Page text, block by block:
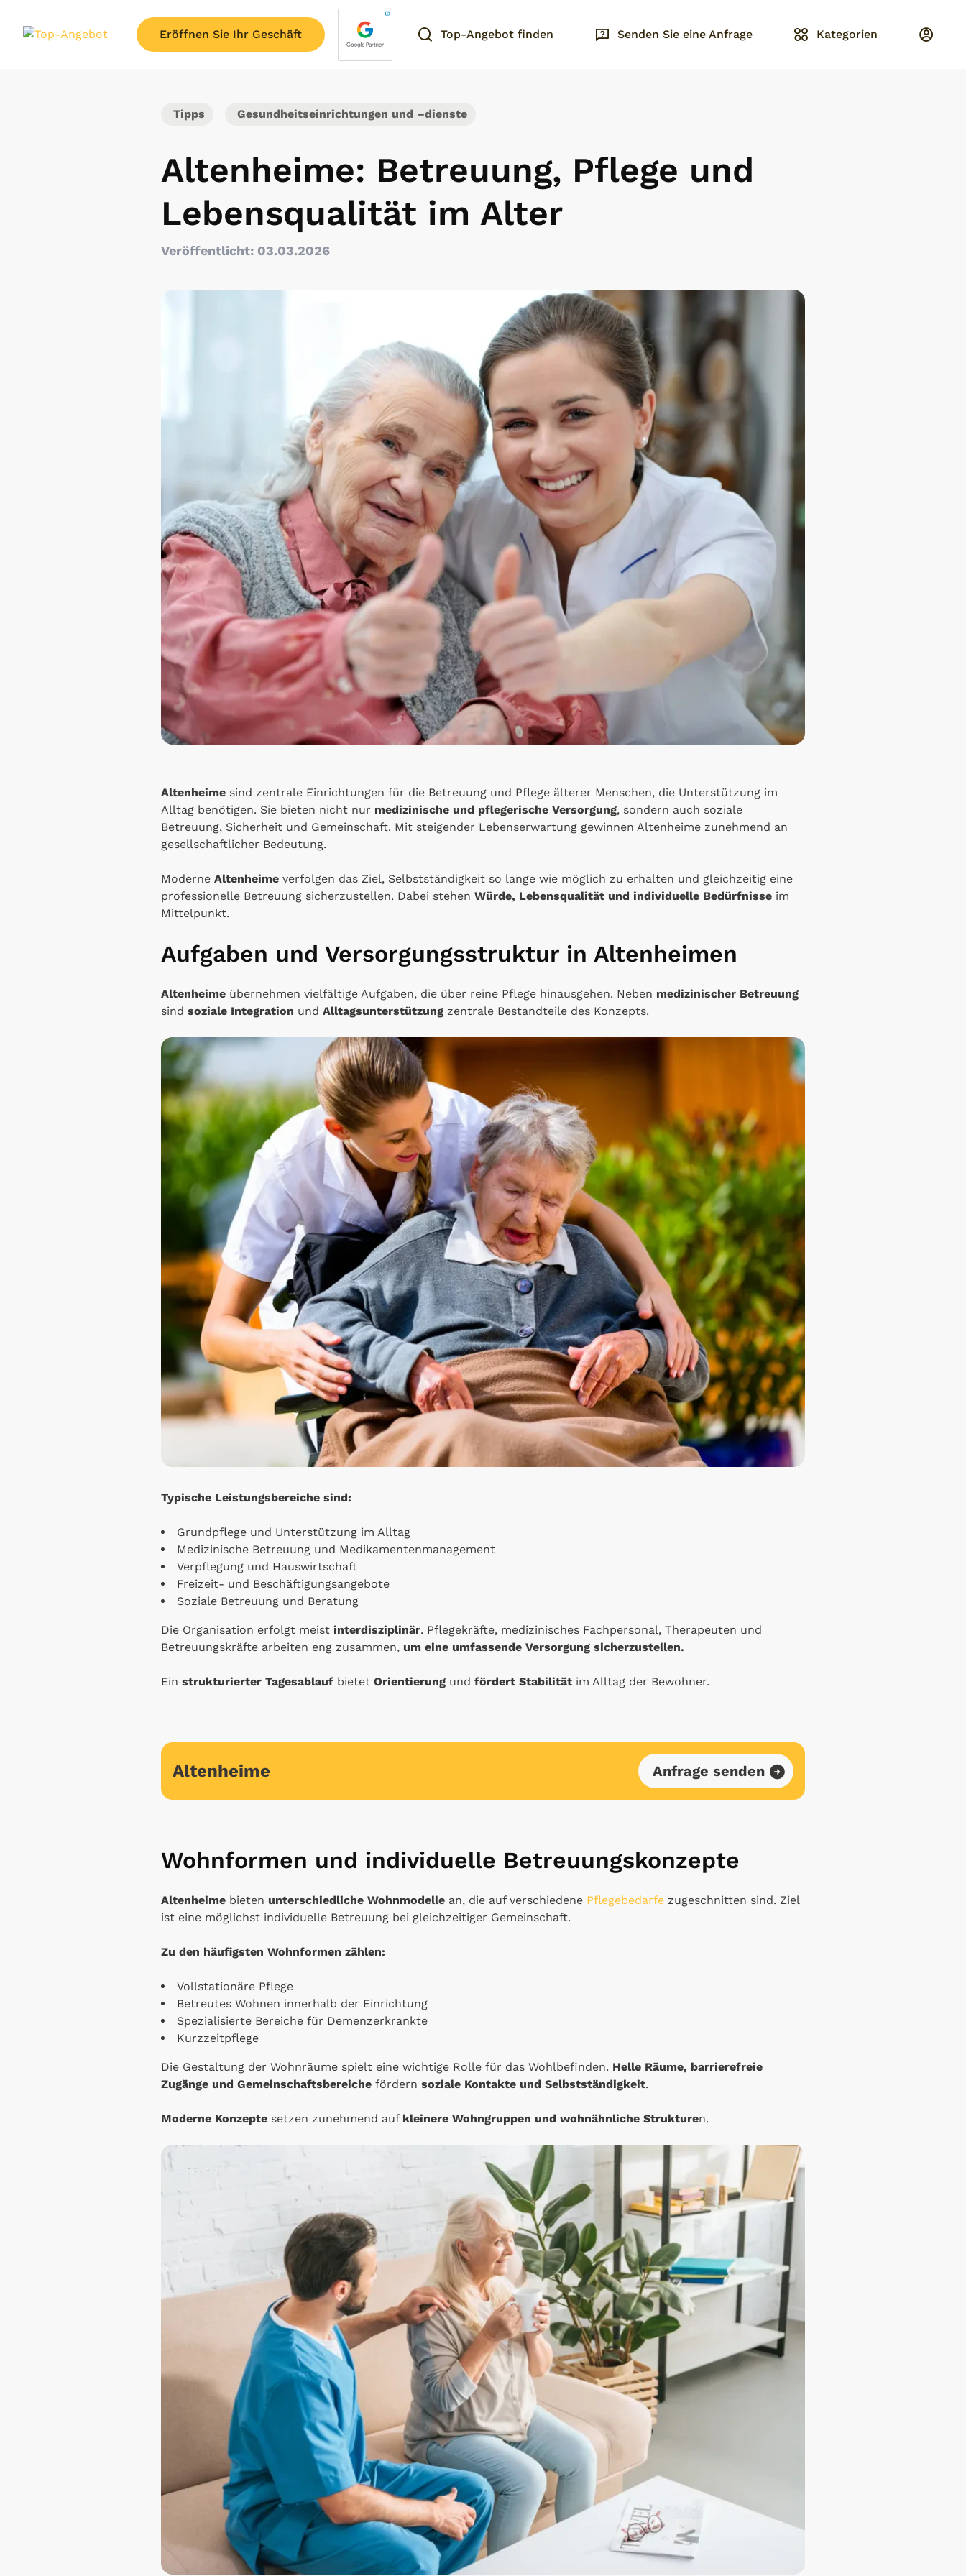
Eröffnen Sie Ihr Geschäft Top-Angebot finden Senden Sie eine Anfrage Kategorien
Tipps Gesundheitseinrichtungen und –dienste
Altenheime: Betreuung, Pflege und
Lebensqualität im Alter
Veröffentlicht: 03.03.2026
Altenheime sind zentrale Einrichtungen für die Betreuung und Pflege älterer Menschen, die Unterstützung im
Alltag benötigen. Sie bieten nicht nur medizinische und pflegerische Versorgung, sondern auch soziale
Betreuung, Sicherheit und Gemeinschaft. Mit steigender Lebenserwartung gewinnen Altenheime zunehmend an
gesellschaftlicher Bedeutung.
Moderne Altenheime verfolgen das Ziel, Selbstständigkeit so lange wie möglich zu erhalten und gleichzeitig eine
professionelle Betreuung sicherzustellen. Dabei stehen Würde, Lebensqualität und individuelle Bedürfnisse im
Mittelpunkt.
Aufgaben und Versorgungsstruktur in Altenheimen
Altenheime übernehmen vielfältige Aufgaben, die über reine Pflege hinausgehen. Neben medizinischer Betreuung
sind soziale Integration und Alltagsunterstützung zentrale Bestandteile des Konzepts.
Typische Leistungsbereiche sind:
Grundpflege und Unterstützung im Alltag
Medizinische Betreuung und Medikamentenmanagement
Verpflegung und Hauswirtschaft
Freizeit- und Beschäftigungsangebote
Soziale Betreuung und Beratung
Die Organisation erfolgt meist interdisziplinär. Pflegekräfte, medizinisches Fachpersonal, Therapeuten und
Betreuungskräfte arbeiten eng zusammen, um eine umfassende Versorgung sicherzustellen.
Ein strukturierter Tagesablauf bietet Orientierung und fördert Stabilität im Alltag der Bewohner.
Altenheime Anfrage senden
Wohnformen und individuelle Betreuungskonzepte
Altenheime bieten unterschiedliche Wohnmodelle an, die auf verschiedene Pflegebedarfe zugeschnitten sind. Ziel
ist eine möglichst individuelle Betreuung bei gleichzeitiger Gemeinschaft.
Zu den häufigsten Wohnformen zählen:
Vollstationäre Pflege
Betreutes Wohnen innerhalb der Einrichtung
Spezialisierte Bereiche für Demenzerkrankte
Kurzzeitpflege
Die Gestaltung der Wohnräume spielt eine wichtige Rolle für das Wohlbefinden. Helle Räume, barrierefreie
Zugänge und Gemeinschaftsbereiche fördern soziale Kontakte und Selbstständigkeit.
Moderne Konzepte setzen zunehmend auf kleinere Wohngruppen und wohnähnliche Strukturen.